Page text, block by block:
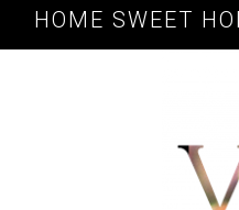
HOME SWEET